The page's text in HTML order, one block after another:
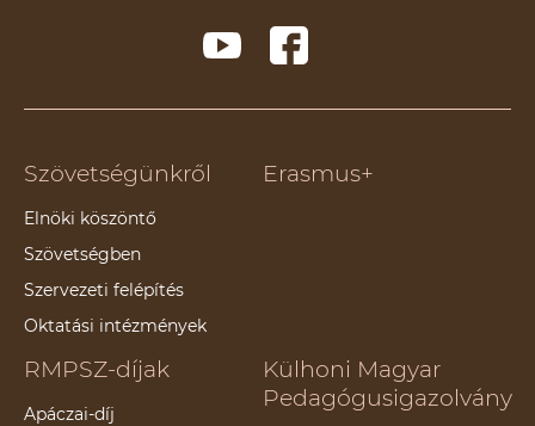
Szövetségünkről
Elnöki köszöntő
Szövetségben
Szervezeti felépítés
Oktatási intézmények
Erasmus+
RMPSZ-díjak
Apáczai-díj
Külhoni Magyar
Pedagógusigazolvány